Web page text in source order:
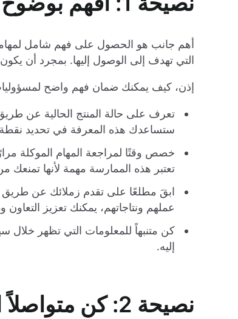
أهم جانب هو الحصول على فهم شامل
التي تهدف إلى الوصول إليها. بمجرد أن
إذن، كيف يمكنك ضمان فهم واضح
تعرف على حالة المنتج الحالية عن
ستساعدك هذه المعرفة في تحديد نقطة
خصص وقتًا لمراجعة المهام الموكلة
تعتبر هذه الممارسة مهمة لأنها تمنعك
ابقَ مطلعًا على تقدم زملائك عن طريق
عملهم ونتاجاتهم، يمكنك تعزيز
كن متنبهاً للمعلومات التي تظهر خلال
إليه.
نصيحة 2: كن متواصلاً استباقيًا